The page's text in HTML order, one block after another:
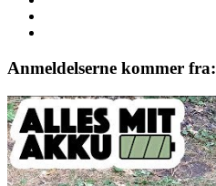
Anmeldelserne kommer fra: